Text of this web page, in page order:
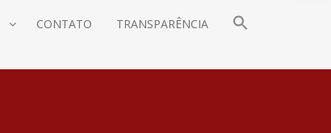
CONTATO TRANSPARÊNCIA